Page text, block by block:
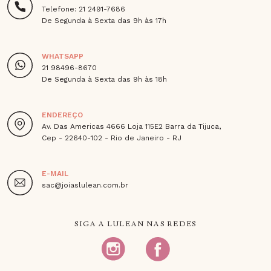
Telefone: 21 2491-7686
De Segunda à Sexta das 9h às 17h
WHATSAPP
21 98496-8670
De Segunda à Sexta das 9h às 18h
ENDEREÇO
Av. Das Americas 4666 Loja 115E2 Barra da Tijuca,
Cep - 22640-102 - Rio de Janeiro - RJ
E-MAIL
sac@joiaslulean.com.br
SIGA A LULEAN NAS REDES